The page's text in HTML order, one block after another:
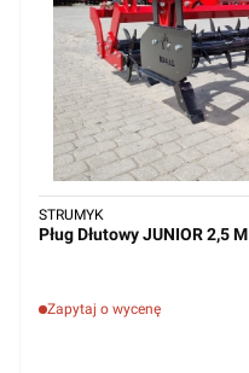
Pług Dłutowy JUNIOR 2,5 M
Zapytaj o wycenę
STRUMYK